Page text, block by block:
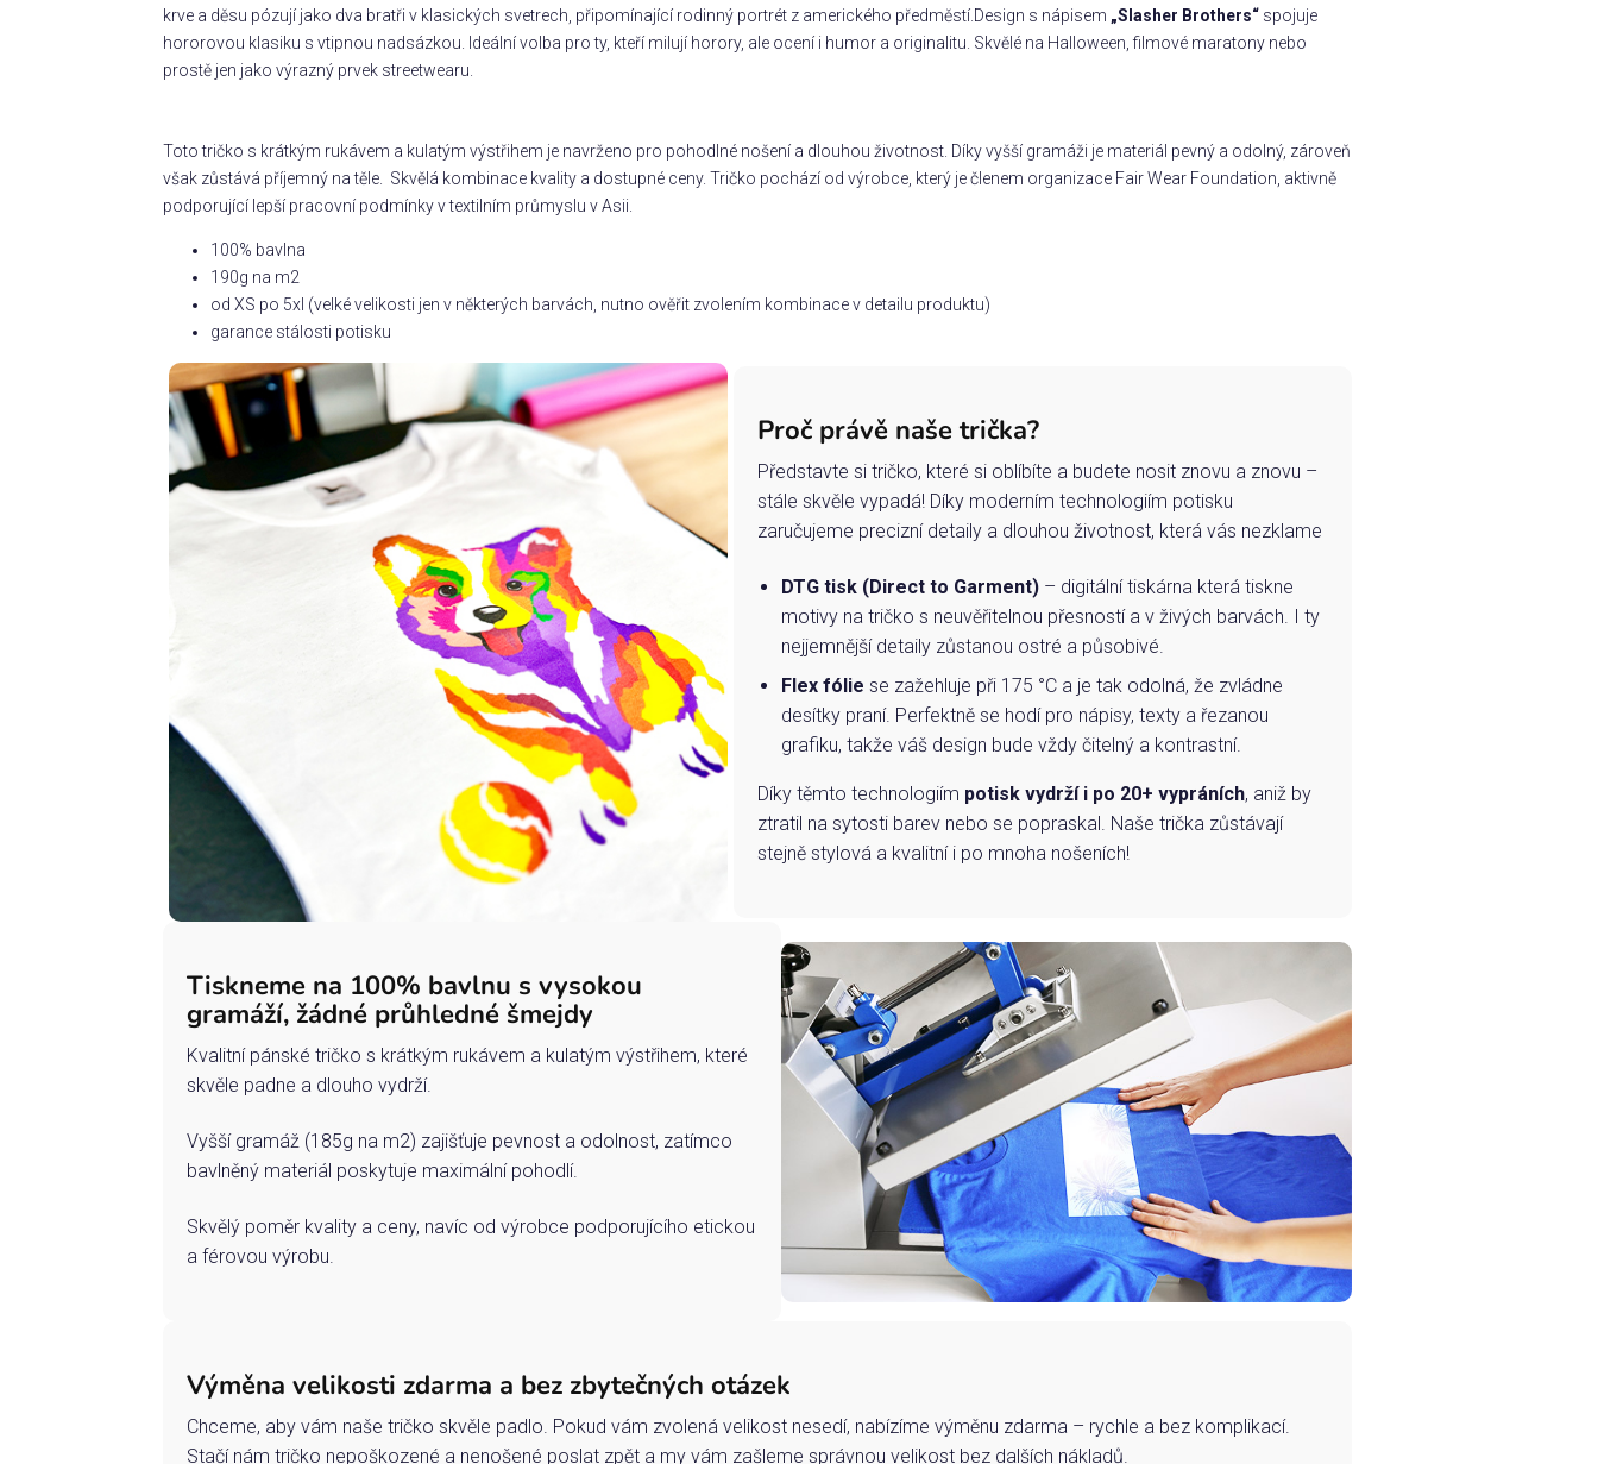
krve a děsu pózují jako dva bratři v klasických svetrech, připomínající rodinný portrét z amerického předměstí.Design s nápisem „Slasher Brothers“spojuje
hororovou klasiku s vtipnou nadsázkou. Ideální volba pro ty, kteří milují horory, ale ocení i humor a originalitu. Skvělé na Halloween, filmové maratony nebo
prostě jen jako výrazný prvek streetwearu.
Toto tričko s krátkým rukávem a kulatým výstřihem je navrženo pro pohodlné nošení a dlouhou životnost. Díky vyšší gramáži je materiál pevný a odolný, zároveň
však zůstává příjemný na těle. Skvělá kombinace kvality a dostupné ceny. Tričko pochází od výrobce, který je členem organizace Fair Wear Foundation, aktivně
podporující lepší pracovní podmínky v textilním průmyslu v Asii.
100% bavlna
190g na m2
od XS po 5xl (velké velikosti jen v některých barvách, nutno ověřit zvolením kombinace v detailu produktu)
garance stálosti potisku
Proč právě naše trička?
Představte si tričko, které si oblíbíte a budete nosit znovu a znovu –
stále skvěle vypadá! Díky moderním technologiím potisku
zaručujeme precizní detaily a dlouhou životnost, která vás nezklame
DTG tisk (Direct to Garment)– digitální tiskárna která tiskne
motivy na tričko s neuvěřitelnou přesností a v živých barvách. I ty
nejjemnější detaily zůstanou ostré a působivé.
Flex fólie se zažehluje při 175 °C a je tak odolná, že zvládne
desítky praní. Perfektně se hodí pro nápisy, texty a řezanou
grafiku, takže váš design bude vždy čitelný a kontrastní.
Díky těmto technologiím potisk vydrží i po 20+ vypráních, aniž by
ztratil na sytosti barev nebo se popraskal. Naše trička zůstávají
stejně stylová a kvalitní i po mnoha nošeních!
Tiskneme na 100% bavlnu s vysokou
gramáží, žádné průhledné šmejdy
Kvalitní pánské tričko s krátkým rukávem a kulatým výstřihem, které
skvěle padne a dlouho vydrží.
Vyšší gramáž (185g na m2) zajišťuje pevnost a odolnost, zatímco
bavlněný materiál poskytuje maximální pohodlí.
Skvělý poměr kvality a ceny, navíc od výrobce podporujícího etickou
a férovou výrobu.
Výměna velikosti zdarma a bez zbytečných otázek
Chceme, aby vám naše tričko skvěle padlo. Pokud vám zvolená velikost nesedí, nabízíme výměnu zdarma – rychle a bez komplikací.
Stačí nám tričko nepoškozené a nenošené poslat zpět a my vám zašleme správnou velikost bez dalších nákladů.